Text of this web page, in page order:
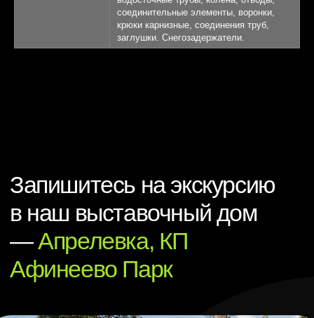
соединительные элементы, воронки,
крюки карнизные, соединения труб,
заглушки. Снегозадержатели.